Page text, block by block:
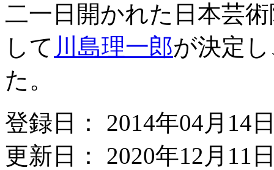
二一日開かれた日本芸
して 川島理一郎が決定
た。
登録日： 2014年04月14
更新日： 2020年12月11